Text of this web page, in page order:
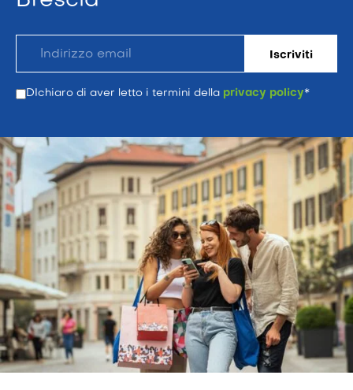
DIchiaro di aver letto i termini della privacy policy*